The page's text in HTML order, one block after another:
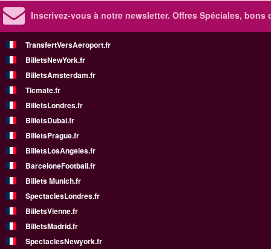
Inscrivez-vous à notre newsletter. Offres Spéciales, bons
TransfertVersAeroport.fr
BilletsNewYork.fr
BilletsAmsterdam.fr
Ticmate.fr
BilletsLondres.fr
BilletsDubai.fr
BilletsPrague.fr
BilletsLosAngeles.fr
BarceloneFootball.fr
Billets Munich.fr
SpectaclesLondres.fr
BilletsVienne.fr
BilletsMadrid.fr
SpectaclesNewyork.fr